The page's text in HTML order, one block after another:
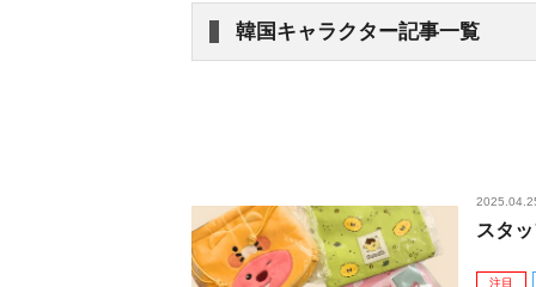
韓国キャラクター記事一覧
スタ
注目